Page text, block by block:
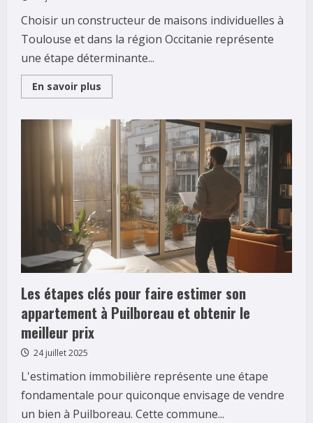
Choisir un constructeur de maisons individuelles à
Toulouse et dans la région Occitanie représente
une étape déterminante...
En savoir plus
more
3
meilleurs
constructeurs
de
maisons
à
Toulouse
en
2026
:
Constructions
Muretaines,
Maisons
France
Confort
et
Construction
Les étapes clés pour faire estimer son
appartement à Puilboreau et obtenir le
meilleur prix
24 juillet 2025
L'estimation immobilière représente une étape
fondamentale pour quiconque envisage de vendre
un bien à Puilboreau. Cette commune...